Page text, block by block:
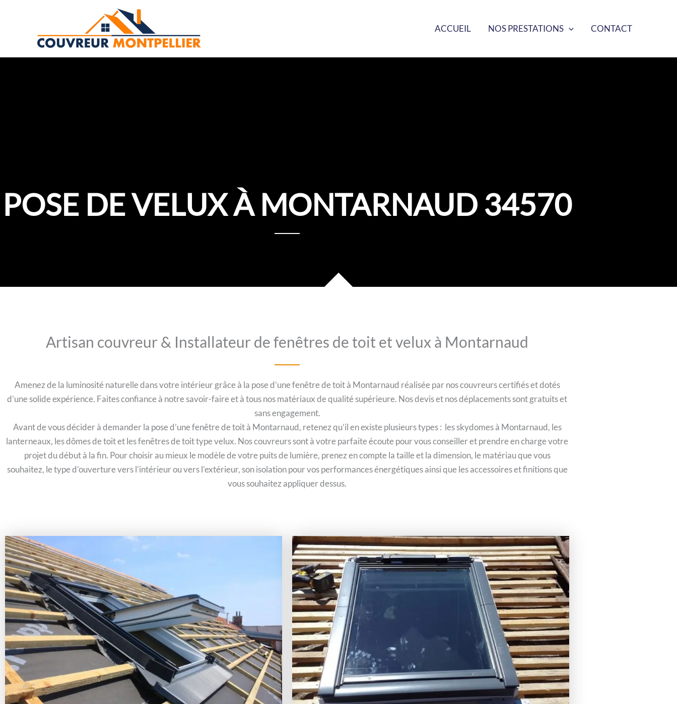
ACCUEIL NOS PRESTATIONS CONTACT
POSE DE VELUX À MONTARNAUD 34570
Artisan couvreur & Installateur de fenêtres de toit et velux à Montarnaud
Amenez de la luminosité naturelle dans votre intérieur grâce à la pose d’une fenêtre de toit à Montarnaud réalisée par nos couvreurs certifiés et dotés
d’une solide expérience. Faites confiance à notre savoir-faire et à tous nos matériaux de qualité supérieure. Nos devis et nos déplacements sont gratuits et
sans engagement.
Avant de vous décider à demander la pose d’une fenêtre de toit à Montarnaud, retenez qu’il en existe plusieurs types : les skydomes à Montarnaud, les
lanterneaux, les dômes de toit et les fenêtres de toit type velux. Nos couvreurs sont à votre parfaite écoute pour vous conseiller et prendre en charge votre
projet du début à la fin. Pour choisir au mieux le modèle de votre puits de lumière, prenez en compte la taille et la dimension, le matériau que vous
souhaitez, le type d’ouverture vers l’intérieur ou vers l’extérieur, son isolation pour vos performances énergétiques ainsi que les accessoires et finitions que
vous souhaitez appliquer dessus.